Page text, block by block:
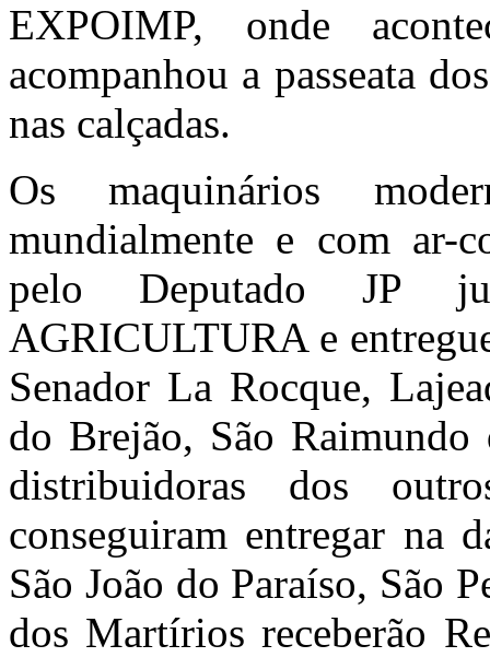
EXPOIMP, onde
acompanhou a passeata
nas calçadas.
Os maquinários
mundialmente e com ar-
pelo Deputado JP
AGRICULTURA e
Senador La Rocque,
do Brejão, São
distribuidoras dos
conseguiram entregar na
São João do Paraíso, São
dos Martírios receberão